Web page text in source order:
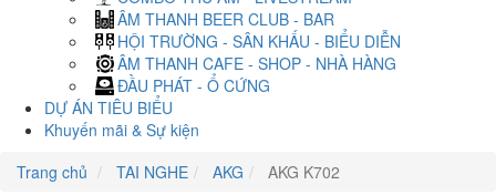
ÂM THANH BEER CLUB - BAR
HỘI TRƯỜNG - SÂN KHẤU - BIỂU DIỄN
ÂM THANH CAFE - SHOP - NHÀ HÀNG
ĐẦU PHÁT - Ổ CỨNG
DỰ ÁN TIÊU BIỂU
Khuyến mãi & Sự kiện
Trang chủ
TAI NGHE AKG AKG K702